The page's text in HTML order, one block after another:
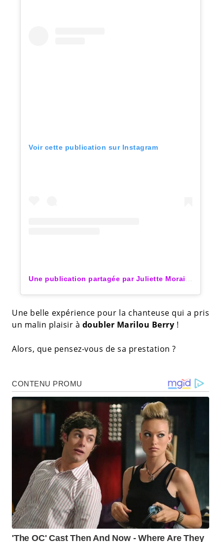
Voir cette publication sur Instagram
Une publication partagée par Juliette Moraine (@juliettemoraine)
Une belle expérience pour la chanteuse qui a pris
un malin plaisir à doubler Marilou Berry !
Alors, que pensez-vous de sa prestation ?